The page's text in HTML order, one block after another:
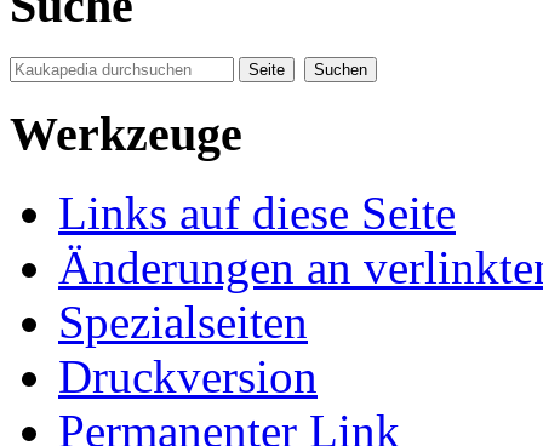
Werkzeuge
Links auf diese Seite
Änderungen an
Spezialseiten
Druckversion
Permanenter Link